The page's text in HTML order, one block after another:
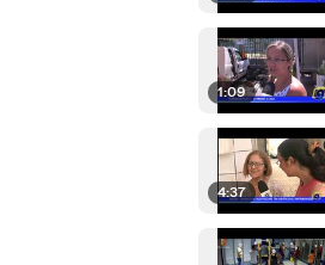
1:09
4:37